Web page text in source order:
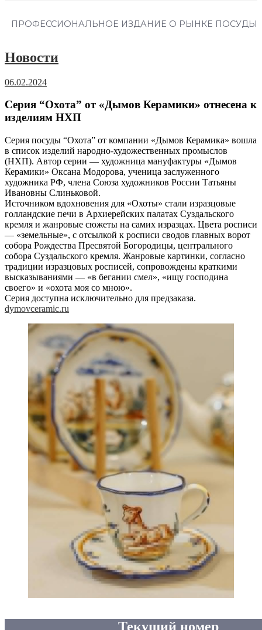
ПРОФЕССИОНАЛЬНОЕ ИЗДАНИЕ О РЫНКЕ ПОСУДЫ
Новости
06.02.2024
Серия “Охота” от «Дымов Керамики» отнесена к
изделиям НХП
Серия посуды “Охота” от компании «Дымов Керамика» вошла
в список изделий народно-художественных промыслов
(НХП). Автор серии — художница мануфактуры «Дымов
Керамики» Оксана Модорова, ученица заслуженного
художника РФ, члена Союза художников России Татьяны
Ивановны Слиньковой.
Источником вдохновения для «Охоты» стали изразцовые
голландские печи в Архиерейских палатах Суздальского
кремля и жанровые сюжеты на самих изразцах. Цвета росписи
— «земельные», с отсылкой к росписи сводов главных ворот
собора Рождества Пресвятой Богородицы, центрального
собора Суздальского кремля. Жанровые картинки, согласно
традиции изразцовых росписей, сопровождены краткими
высказываниями — «в бегании смел», «ищу господина
своего» и «охота моя со мною».
Серия доступна исключительно для предзаказа.
dymovceramic.ru
Текущий номер